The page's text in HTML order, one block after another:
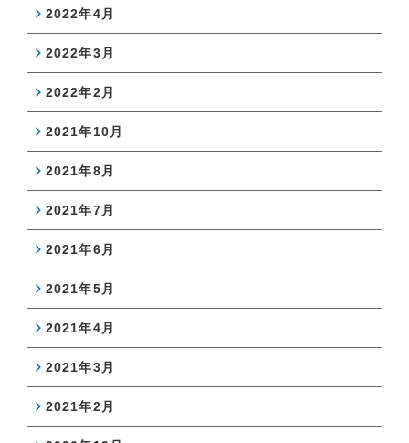
2022年4月
2022年3月
2022年2月
2021年10月
2021年8月
2021年7月
2021年6月
2021年5月
2021年4月
2021年3月
2021年2月